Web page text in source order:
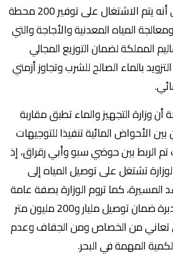
وأشار السيد الوزير إلى أنه يتم الاشتغال على توفير 200 محطة
المياه المعدنية والأجاجة والتي
المملكة لضمان التوزيع المجالي
بالماء الصالح للشرب وتجاوز أزمتي
أن وزارة التجهيز والماء تطبق مقاربة
الأحواض المائية تنفيذا للتوجيهات
تم الربط بين حوضي سبو وأبي رقراق، إذ
تشتغل على توصيل المياه إلى
كما تروم الوزارة بصفة عامة
مع باقي الهيئات المدبرة ضمان توصيل مليار و200 مليون متر
تعاني من الخصاص ومن الجفاف وعدم
المهمة في البحر.